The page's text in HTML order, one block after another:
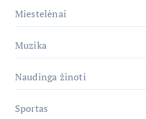
Miestelėnai
Muzika
Naudinga žinoti
Sportas